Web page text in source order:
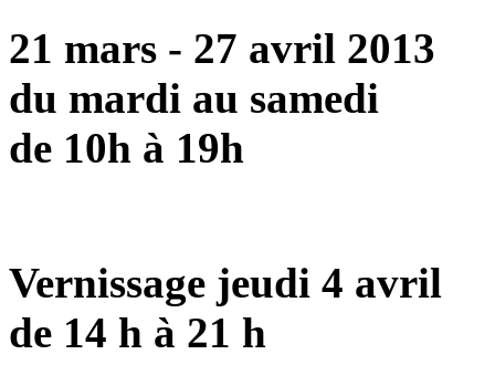
21 mars - 27 avril 2013
du mardi au samedi
de 10h à 19h
Vernissage jeudi 4 avril
de 14 h à 21 h